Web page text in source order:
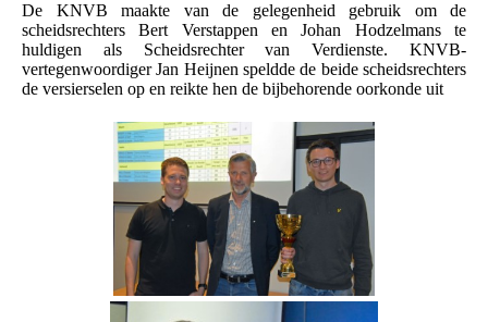
De KNVB maakte van de gelegenheid gebruik om de
scheidsrechters Bert Verstappen en Johan Hodzelmans te
huldigen als Scheidsrechter van Verdienste. KNVB-
vertegenwoordiger Jan Heijnen speldde de beide scheidsrechters
de versierselen op en reikte hen de bijbehorende oorkonde uit